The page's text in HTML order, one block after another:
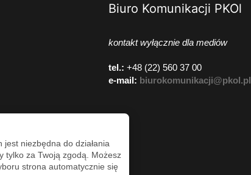
Biuro Komunikacji PKOl
kontakt wyłącznie dla mediów
tel.: +48 (22) 560 37 00
e-mail: biurokomunikacji@pkol.pl
niezbędna do działania
tylko za Twoją zgodą. Możesz
strona automatycznie się